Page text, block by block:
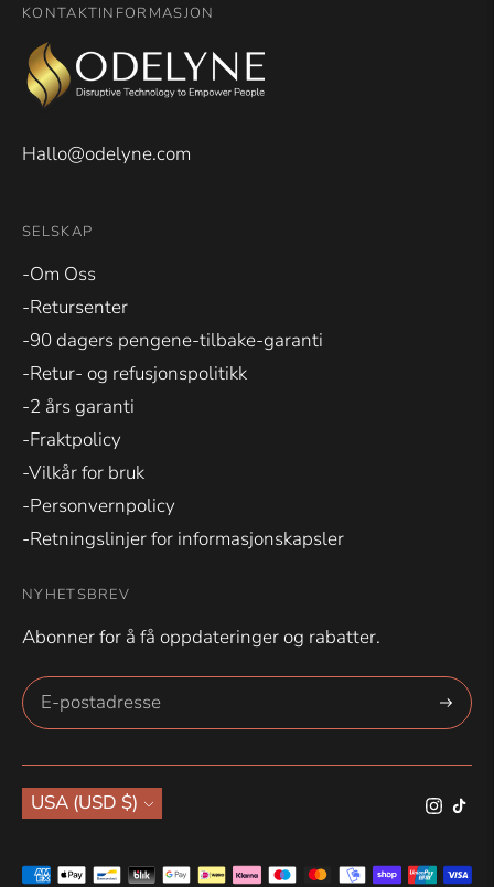
KONTAKTINFORMASJON
Hallo@odelyne.com
SELSKAP
-Om Oss
-Retursenter
-90 dagers pengene-tilbake-garanti
-Retur- og refusjonspolitikk
-2 års garanti
-Fraktpolicy
-Vilkår for bruk
-Personvernpolicy
-Retningslinjer for informasjonskapsler
NYHETSBREV
Abonner for å få oppdateringer og rabatter.
Valuta
USA (USD $)
Aksepterte